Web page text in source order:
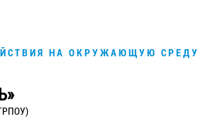
НА ОКРУЖАЮЩУЮ СРЕДУ